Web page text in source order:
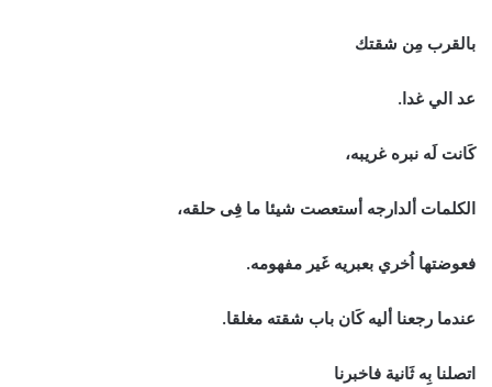
بالقرب مِن شقتك
عد الي غدا.
كَانت لَه نبره غريبه،
الكلمات ألدارجه أستعصت شيئا ما فِى حلقه،
فعوضتها اُخري بعبريه غَير مفهومه.
عندما رجعنا أليه كَان باب شقته مغلقا.
اتصلنا بِه ثَانية فاخبرنا